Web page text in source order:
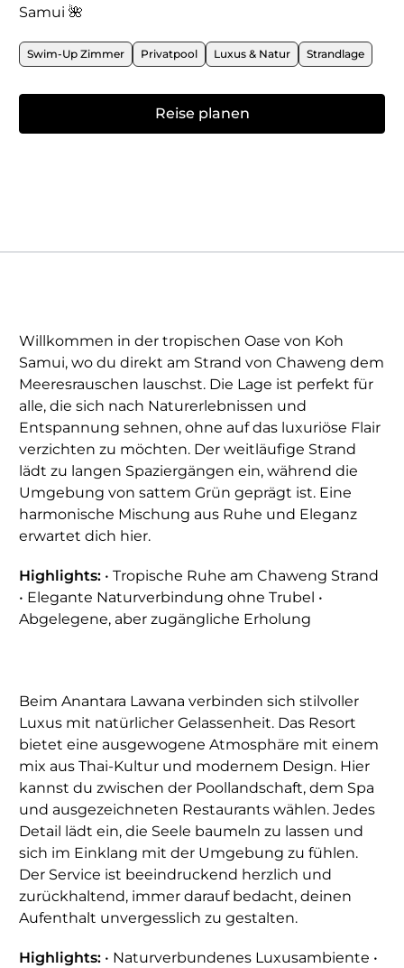
Samui 🌺
Swim-Up Zimmer Privatpool Luxus & Natur Strandlage
Reise planen
Willkommen in der tropischen Oase von Koh
Samui, wo du direkt am Strand von Chaweng dem
Meeresrauschen lauschst. Die Lage ist perfekt für
alle, die sich nach Naturerlebnissen und
Entspannung sehnen, ohne auf das luxuriöse Flair
verzichten zu möchten. Der weitläufige Strand
lädt zu langen Spaziergängen ein, während die
Umgebung von sattem Grün geprägt ist. Eine
harmonische Mischung aus Ruhe und Eleganz
erwartet dich hier.
Highlights: • Tropische Ruhe am Chaweng Strand
• Elegante Naturverbindung ohne Trubel •
Abgelegene, aber zugängliche Erholung
Beim Anantara Lawana verbinden sich stilvoller
Luxus mit natürlicher Gelassenheit. Das Resort
bietet eine ausgewogene Atmosphäre mit einem
mix aus Thai-Kultur und modernem Design. Hier
kannst du zwischen der Poollandschaft, dem Spa
und ausgezeichneten Restaurants wählen. Jedes
Detail lädt ein, die Seele baumeln zu lassen und
sich im Einklang mit der Umgebung zu fühlen.
Der Service ist beeindruckend herzlich und
zurückhaltend, immer darauf bedacht, deinen
Aufenthalt unvergesslich zu gestalten.
Highlights: • Naturverbundenes Luxusambiente •